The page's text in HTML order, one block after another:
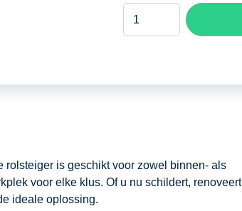
werkhoogte
rolsteiger is geschikt voor zowel binnen- als
voor elke klus. Of u nu schildert, renoveert
ideale oplossing.